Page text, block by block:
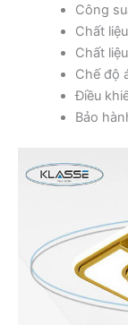
Công
Chất
Chất
Chế độ
Điều
Bảo